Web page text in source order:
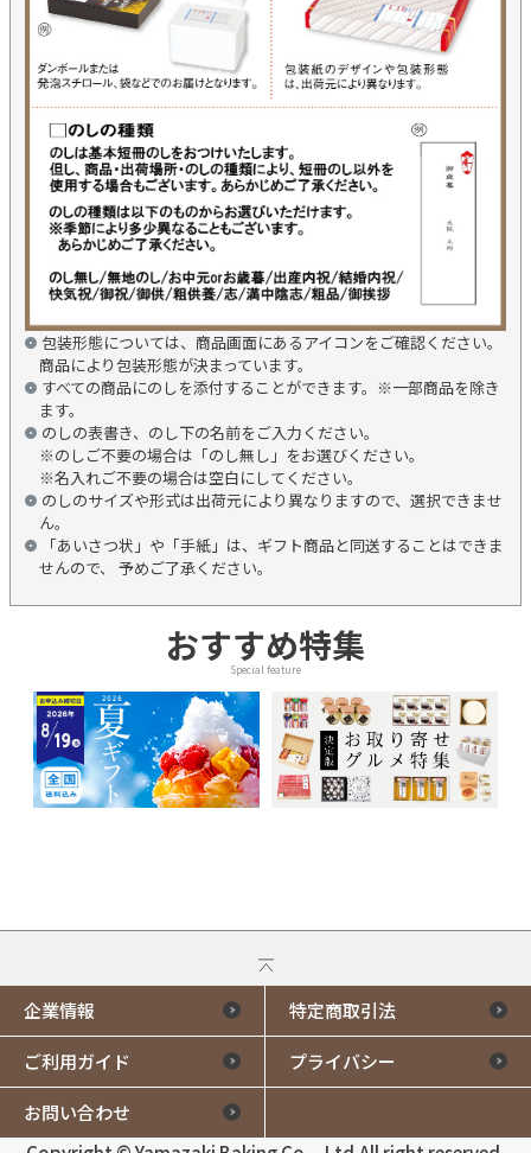
包装形態については、商品画面にあるアイコンをご確認ください。
商品により包装形態が決まっています。
すべての商品にのしを添付することができます。※一部商品を除き
ます。
のしの表書き、のし下の名前をご入力ください。
※のしご不要の場合は「のし無し」をお選びください。
※名入れご不要の場合は空白にしてください。
のしのサイズや形式は出荷元により異なりますので、選択できませ
ん。
「あいさつ状」や「手紙」は、ギフト商品と同送することはできま
せんので、 予めご了承ください。
おすすめ特集
Special feature
企業情報 特定商取引法
ご利用ガイド プライバシー
お問い合わせ